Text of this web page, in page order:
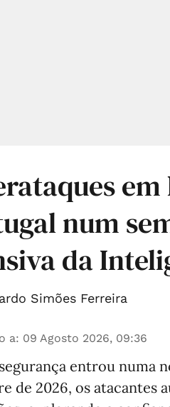
num
da
Simões Ferreira
a: 09 Agosto 2026, 09:36
entrou numa
de 2026, os atacantes